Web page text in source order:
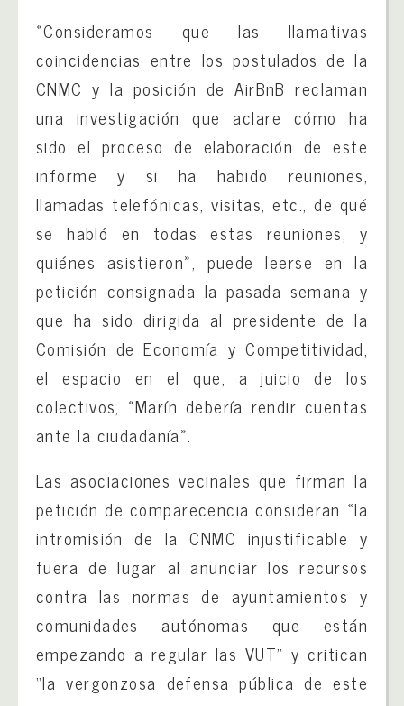
«Consideramos que las llamativas
coincidencias entre los postulados de la
CNMC y la posición de AirBnB reclaman
una investigación que aclare cómo ha
sido el proceso de elaboración de este
informe y si ha habido reuniones,
llamadas telefónicas, visitas, etc., de qué
se habló en todas estas reuniones, y
quiénes asistieron», puede leerse en la
petición consignada la pasada semana y
que ha sido dirigida al presidente de la
Comisión de Economía y Competitividad,
el espacio en el que, a juicio de los
colectivos, «Marín debería rendir cuentas
ante la ciudadanía».
Las asociaciones vecinales que firman la
petición de comparecencia consideran «la
intromisión de la CNMC injustificable y
fuera de lugar al anunciar los recursos
contra las normas de ayuntamientos y
comunidades autónomas que están
empezando a regular las VUT” y critican
“la vergonzosa defensa pública de este